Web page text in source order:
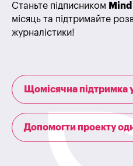
Станьте підписником Mind
місяць та підтримайте
журналістики!
Щомісячна підтримка
Допомогти проекту